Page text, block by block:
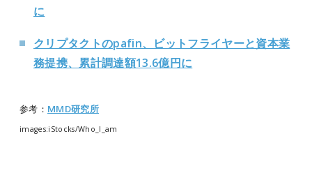
に
クリプタクトのpafin、ビットフライヤーと資本業
務提携、累計調達額13.6億円に
参考： MMD研究所
images:iStocks/Who_I_am